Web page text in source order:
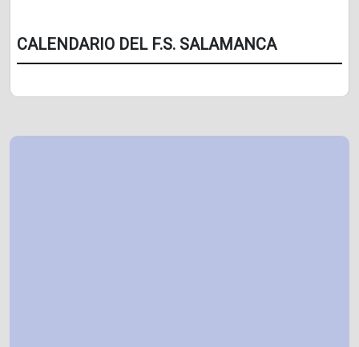
CALENDARIO DEL F.S. SALAMANCA